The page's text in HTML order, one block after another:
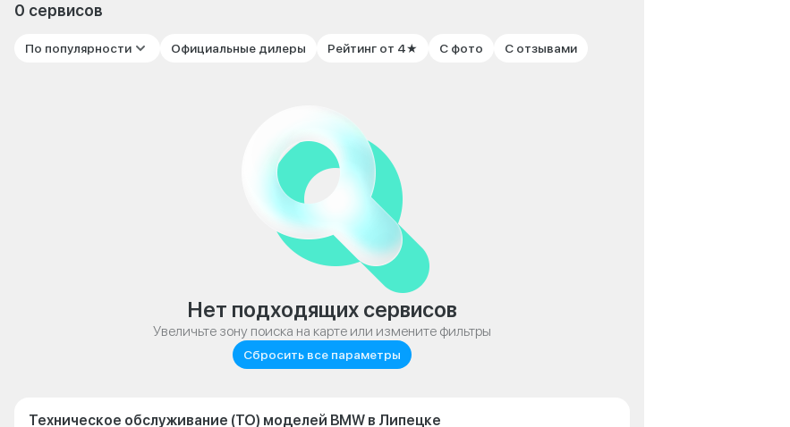
0 сервисов
По популярности Официальные дилеры Рейтинг от 4★ С фото С отзывами
Нет подходящих сервисов
Увеличьте зону поиска на карте или измените фильтры
Сбросить все параметры
Техническое обслуживание (ТО) моделей BMW в Липецке